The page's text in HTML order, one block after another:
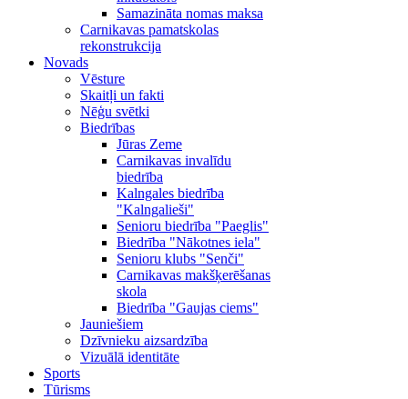
Samazināta nomas maksa
Carnikavas pamatskolas
rekonstrukcija
Novads
Vēsture
Skaitļi un fakti
Nēģu svētki
Biedrības
Jūras Zeme
Carnikavas invalīdu
biedrība
Kalngales biedrība
"Kalngalieši"
Senioru biedrība "Paeglis"
Biedrība "Nākotnes iela"
Senioru klubs "Senči"
Carnikavas makšķerēšanas
skola
Biedrība "Gaujas ciems"
Jauniešiem
Dzīvnieku aizsardzība
Vizuālā identitāte
Sports
Tūrisms